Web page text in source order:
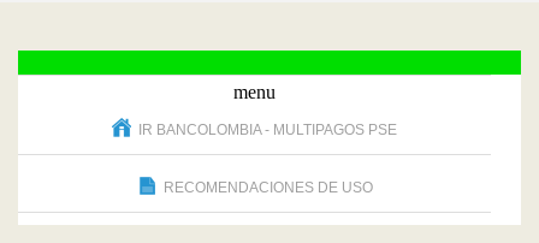
menu
IR BANCOLOMBIA - MULTIPAGOS PSE
RECOMENDACIONES DE USO